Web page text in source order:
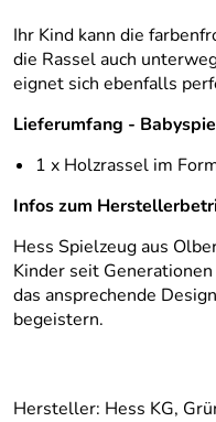
Ihr Kind kann die
die Rassel auch
eignet sich ebenfalls
Lieferumfang -
1 x Holzrassel im
Infos zum
Hess Spielzeug aus
Kinder seit
das ansprechende
begeistern.
Hersteller: Hess KG,